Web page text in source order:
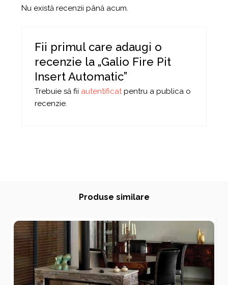
Nu există recenzii până acum.
Fii primul care adaugi o
recenzie la „Galio Fire Pit
Insert Automatic”
Trebuie să fii autentificatpentru a publica o
recenzie.
Produse similare